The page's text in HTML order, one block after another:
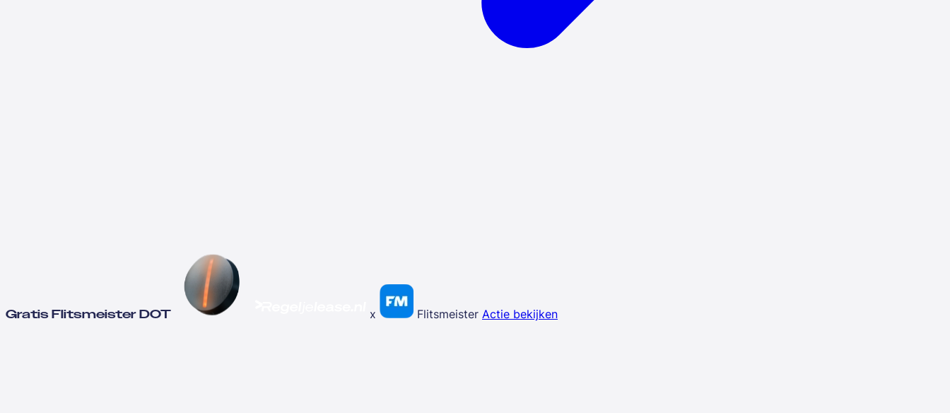
Gratis Flitsmeister DOT x Flitsmeister Actie bekijken